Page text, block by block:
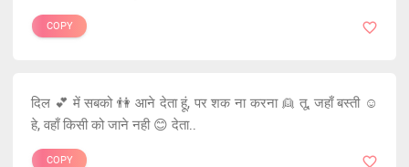
COPY
दिल 💕 में सबको 👫 आने देता हूं, पर शक ना करना 👱 तू, जहाँ बस्ती ☺
हे, वहाँ किसी को जाने नही 😊 देता..
COPY